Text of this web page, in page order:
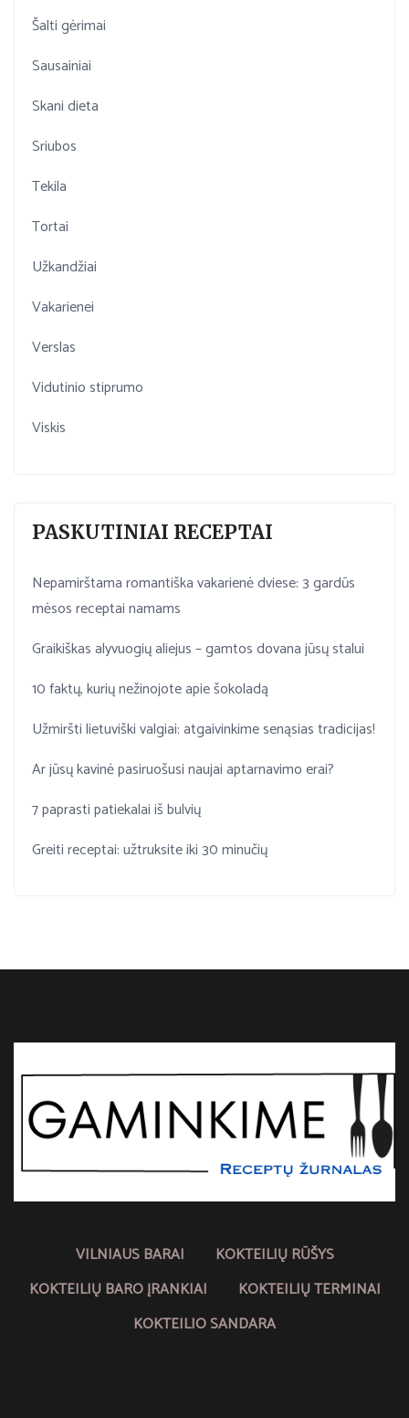
Šalti gėrimai
Sausainiai
Skani dieta
Sriubos
Tekila
Tortai
Užkandžiai
Vakarienei
Verslas
Vidutinio stiprumo
Viskis
PASKUTINIAI RECEPTAI
Nepamirštama romantiška vakarienė dviese: 3 gardūs
mėsos receptai namams
Graikiškas alyvuogių aliejus – gamtos dovana jūsų stalui
10 faktų, kurių nežinojote apie šokoladą
Užmiršti lietuviški valgiai: atgaivinkime senąsias tradicijas!
Ar jūsų kavinė pasiruošusi naujai aptarnavimo erai?
7 paprasti patiekalai iš bulvių
Greiti receptai: užtruksite iki 30 minučių
VILNIAUS BARAI
KOKTEILIŲ RŪŠYS
KOKTEILIŲ BARO ĮRANKIAI
KOKTEILIŲ TERMINAI
KOKTEILIO SANDARA